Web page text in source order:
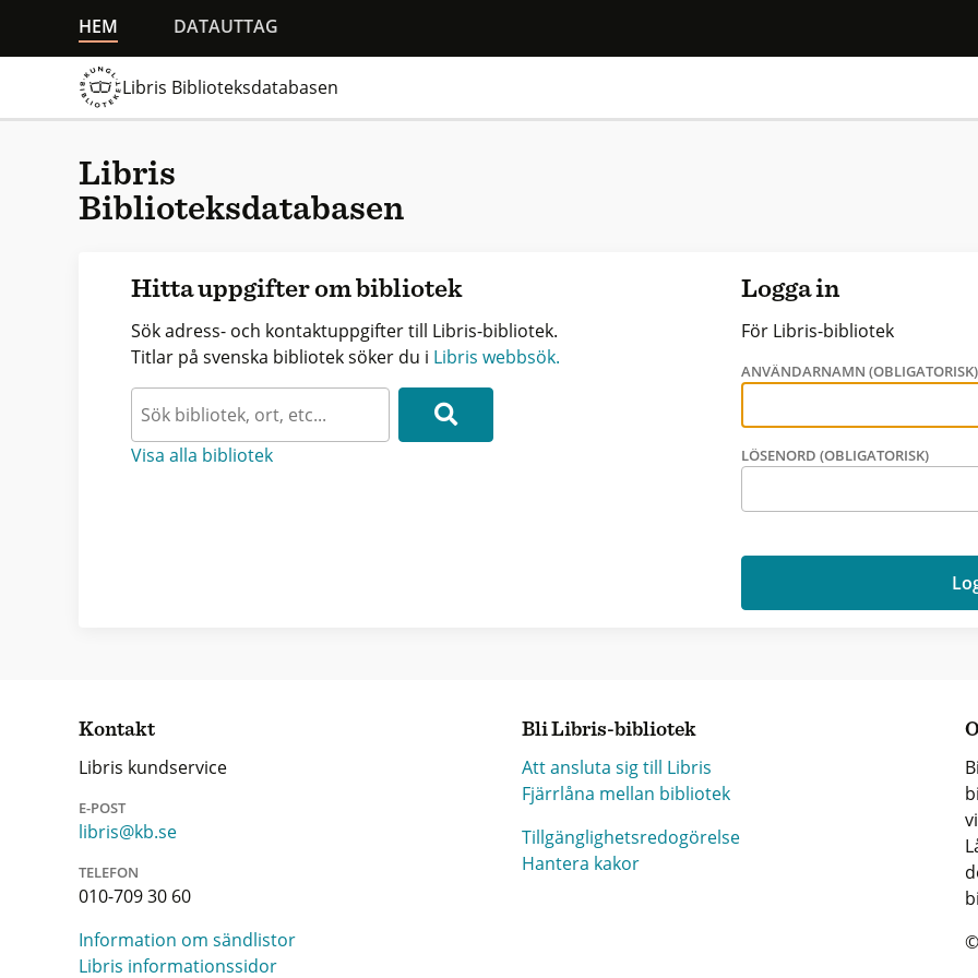
HEM DATAUTTAG
Libris Biblioteksdatabasen
Libris
Biblioteksdatabasen
Hitta uppgifter om bibliotek
Sök adress- och kontaktuppgifter till Libris-bibliotek.
Titlar på svenska bibliotek söker du i Libris webbsök.
Visa alla bibliotek
Logga in
För Libris-bibliotek
ANVÄNDARNAMN (OBLIGATORISK)
LÖSENORD (OBLIGATORISK)
Kontakt
Libris kundservice
E-POST
libris@kb.se
TELEFON
010-709 30 60
Information om sändlistor
Libris informationssidor
Bli Libris-bibliotek
Att ansluta sig till Libris
Fjärrlåna mellan bibliotek
Tillgänglighetsredogörelse
Hantera kakor